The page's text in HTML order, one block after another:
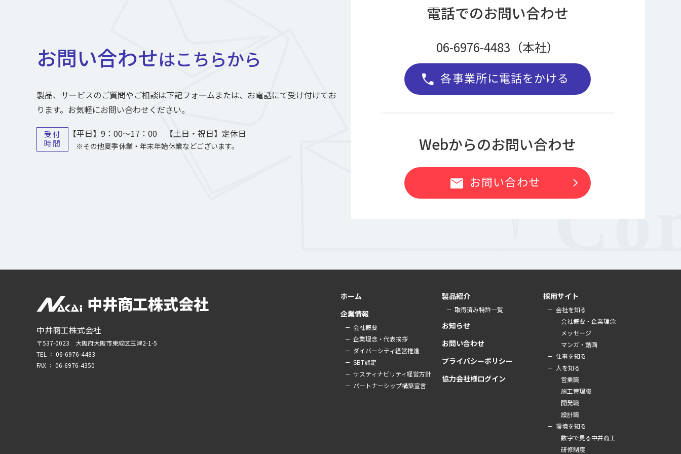
お問い合わせはこちらから
製品、サービスのご質問やご相談は下記フォームまたは、お電話にて受け付けてお
ります。お気軽にお問い合わせください。
受付
時間
【平日】9：00～17：00 【土日・祝日】定休日
※その他夏季休業・年末年始休業などございます。
電話でのお問い合わせ
06-6976-4483（本社）
call 各事業所に電話をかける
Webからのお問い合わせ
mail お問い合わせ chevron_right
中井商工株式会社
中井商工株式会社
〒537-0023 大阪府大阪市東成区玉津2-1-5
TEL ： 06-6976-4483
FAX ： 06-6976-4350
ホーム
企業情報
会社概要
企業理念・代表挨拶
ダイバーシティ経営推進
SBT認定
サスティナビリティ経営方針
パートナーシップ構築宣言
製品紹介
取得済み特許一覧
お知らせ
お問い合わせ
プライバシーポリシー
協力会社様ログイン
採用サイト
会社を知る
会社概要・企業理念
メッセージ
マンガ・動画
仕事を知る
人を知る
営業職
施工管理職
開発職
設計職
環境を知る
数字で見る中井商工
研修制度